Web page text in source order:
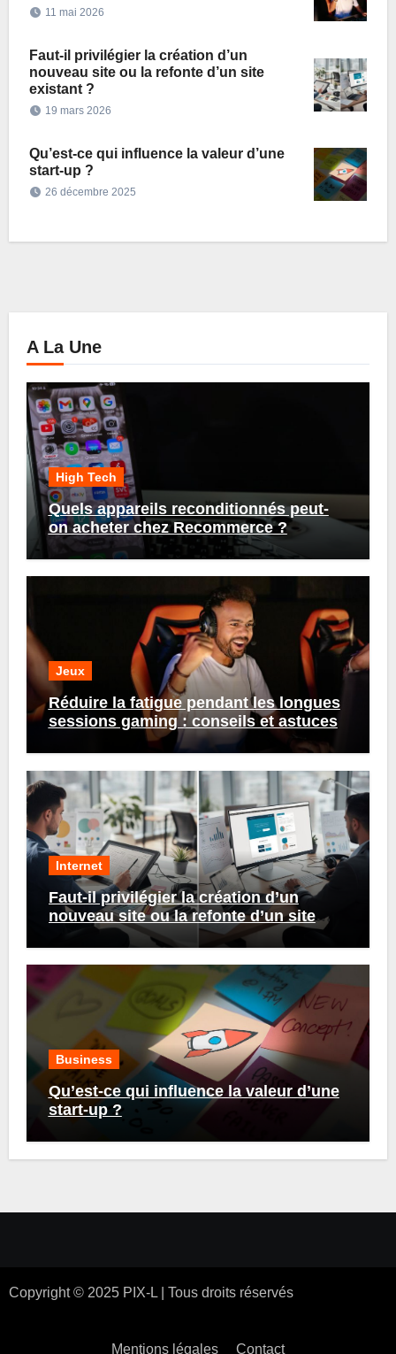
11 mai 2026
Faut-il privilégier la création d’un
nouveau site ou la refonte d’un site
existant ?
19 mars 2026
Qu’est-ce qui influence la valeur d’une
start-up ?
26 décembre 2025
A La Une
High Tech
Quels appareils reconditionnés peut-
on acheter chez Recommerce ?
Jeux
Réduire la fatigue pendant les longues
sessions gaming : conseils et astuces
Internet
Faut-il privilégier la création d’un
nouveau site ou la refonte d’un site
existant ?
Business
Qu’est-ce qui influence la valeur d’une
start-up ?
Mentions légales Contact